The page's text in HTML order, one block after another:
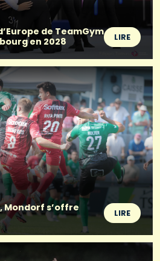
de TeamGym
en 2028
LIRE
Mondorf s’offre
LIRE